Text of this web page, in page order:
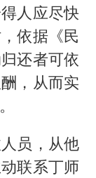
人应尽快
依据《民
还者可依
，从而实
员，从他
联系丁师